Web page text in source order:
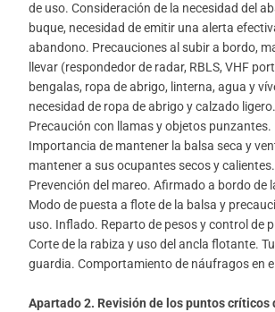
de uso. Consideración de la necesidad del
buque, necesidad de emitir una alerta
abandono. Precauciones al subir a bordo,
llevar (respondedor de radar, RBLS, VHF
bengalas, ropa de abrigo, linterna, agua y
necesidad de ropa de abrigo y calzado ligero.
Precaución con llamas y objetos punzantes.
Importancia de mantener la balsa seca y
mantener a sus ocupantes secos y calientes.
Prevención del mareo. Afirmado a bordo de
Modo de puesta a flote de la balsa y
uso. Inflado. Reparto de pesos y control de
Corte de la rabiza y uso del ancla flotante.
guardia. Comportamiento de náufragos en
Apartado 2. Revisión de los puntos críticos